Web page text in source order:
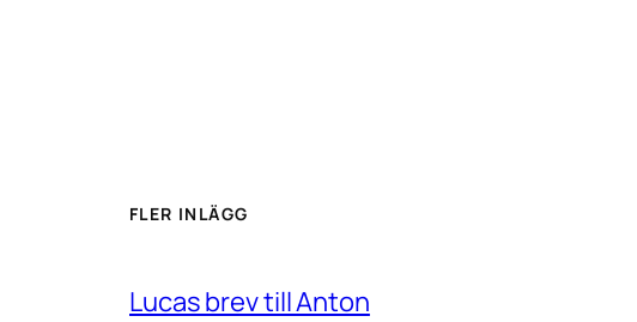
FLER INLÄGG
Lucas brev till Anton